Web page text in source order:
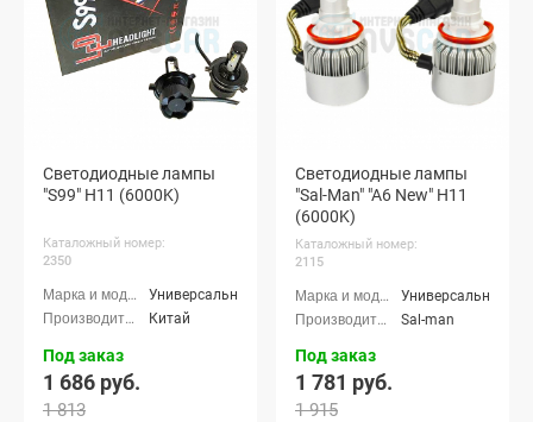
Светодиодные лампы
"S99" H11 (6000K)
Каталожный номер:
2350
Универсальные
Китай
Под заказ
1 686 руб.
1 813
Светодиодные лампы
"Sal-Man" "A6 New" H11
(6000K)
Каталожный номер:
2115
Универсальные
Sal-man
Под заказ
1 781 руб.
1 915